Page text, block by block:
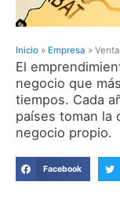
Inicio » Empresa »
El
negocio que
tiempos. Cada
países toman la
negocio propio.
Facebook